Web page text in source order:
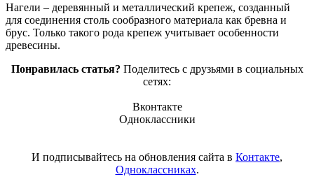
Нагели – деревянный и металлический крепеж, созданный
для соединения столь сообразного материала как бревна и
брус. Только такого рода крепеж учитывает особенности
древесины.
Понравилась статья? Поделитесь с друзьями в социальных
сетях:
Вконтакте
Одноклассники
И подписывайтесь на обновления сайта в Контакте,
Одноклассниках.